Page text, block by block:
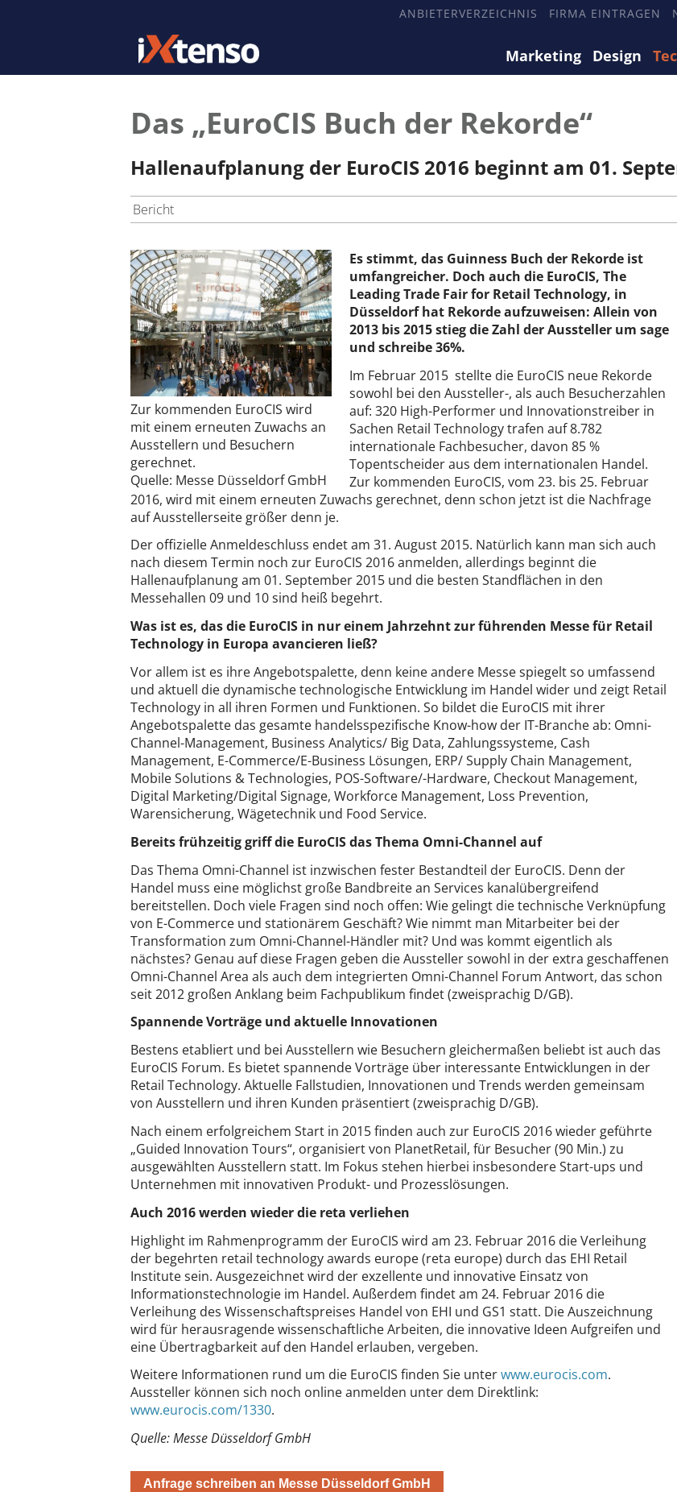
ANBIETERVERZEICHNIS FIRMA EINTRAGEN
Marketing Design
Das „EuroCIS Buch der Rekorde“
Hallenaufplanung der EuroCIS 2016 beginnt am 01.
Bericht
Zur kommenden EuroCIS wird
mit einem erneuten Zuwachs an
Ausstellern und Besuchern
gerechnet.
Quelle: Messe Düsseldorf GmbH
Es stimmt, das Guinness Buch der Rekorde ist
umfangreicher. Doch auch die EuroCIS, The
Leading Trade Fair for Retail Technology, in
Düsseldorf hat Rekorde aufzuweisen: Allein von
2013 bis 2015 stieg die Zahl der Aussteller um sage
und schreibe 36%.
Im Februar 2015 stellte die EuroCIS neue Rekorde
sowohl bei den Aussteller-, als auch Besucherzahlen
auf: 320 High-Performer und Innovationstreiber in
Sachen Retail Technology trafen auf 8.782
internationale Fachbesucher, davon 85 %
Topentscheider aus dem internationalen Handel.
Zur kommenden EuroCIS, vom 23. bis 25. Februar
2016, wird mit einem erneuten Zuwachs gerechnet, denn schon jetzt ist die Nachfrage
auf Ausstellerseite größer denn je.
Der offizielle Anmeldeschluss endet am 31. August 2015. Natürlich kann man sich auch
nach diesem Termin noch zur EuroCIS 2016 anmelden, allerdings beginnt die
Hallenaufplanung am 01. September 2015 und die besten Standflächen in den
Messehallen 09 und 10 sind heiß begehrt.
Was ist es, das die EuroCIS in nur einem Jahrzehnt zur führenden Messe für Retail
Technology in Europa avancieren ließ?
Vor allem ist es ihre Angebotspalette, denn keine andere Messe spiegelt so umfassend
und aktuell die dynamische technologische Entwicklung im Handel wider und zeigt Retail
Technology in all ihren Formen und Funktionen. So bildet die EuroCIS mit ihrer
Angebotspalette das gesamte handelsspezifische Know-how der IT-Branche ab: Omni-
Channel-Management, Business Analytics/ Big Data, Zahlungssysteme, Cash
Management, E-Commerce/E-Business Lösungen, ERP/ Supply Chain Management,
Mobile Solutions & Technologies, POS-Software/-Hardware, Checkout Management,
Digital Marketing/Digital Signage, Workforce Management, Loss Prevention,
Warensicherung, Wägetechnik und Food Service.
Bereits frühzeitig griff die EuroCIS das Thema Omni-Channel auf
Das Thema Omni-Channel ist inzwischen fester Bestandteil der EuroCIS. Denn der
Handel muss eine möglichst große Bandbreite an Services kanalübergreifend
bereitstellen. Doch viele Fragen sind noch offen: Wie gelingt die technische Verknüpfung
von E-Commerce und stationärem Geschäft? Wie nimmt man Mitarbeiter bei der
Transformation zum Omni-Channel-Händler mit? Und was kommt eigentlich als
nächstes? Genau auf diese Fragen geben die Aussteller sowohl in der extra geschaffenen
Omni-Channel Area als auch dem integrierten Omni-Channel Forum Antwort, das schon
seit 2012 großen Anklang beim Fachpublikum findet (zweisprachig D/GB).
Spannende Vorträge und aktuelle Innovationen
Bestens etabliert und bei Ausstellern wie Besuchern gleichermaßen beliebt ist auch das
EuroCIS Forum. Es bietet spannende Vorträge über interessante Entwicklungen in der
Retail Technology. Aktuelle Fallstudien, Innovationen und Trends werden gemeinsam
von Ausstellern und ihren Kunden präsentiert (zweisprachig D/GB).
Nach einem erfolgreichem Start in 2015 finden auch zur EuroCIS 2016 wieder geführte
„Guided Innovation Tours“, organisiert von PlanetRetail, für Besucher (90 Min.) zu
ausgewählten Ausstellern statt. Im Fokus stehen hierbei insbesondere Start-ups und
Unternehmen mit innovativen Produkt- und Prozesslösungen.
Auch 2016 werden wieder die reta verliehen
Highlight im Rahmenprogramm der EuroCIS wird am 23. Februar 2016 die Verleihung
der begehrten retail technology awards europe (reta europe) durch das EHI Retail
Institute sein. Ausgezeichnet wird der exzellente und innovative Einsatz von
Informationstechnologie im Handel. Außerdem findet am 24. Februar 2016 die
Verleihung des Wissenschaftspreises Handel von EHI und GS1 statt. Die Auszeichnung
wird für herausragende wissenschaftliche Arbeiten, die innovative Ideen Aufgreifen und
eine Übertragbarkeit auf den Handel erlauben, vergeben.
Weitere Informationen rund um die EuroCIS finden Sie unterwww.eurocis.com.
Aussteller können sich noch online anmelden unter dem Direktlink:
www.eurocis.com/1330.
Quelle: Messe Düsseldorf GmbH
Anfrage schreiben an Messe Düsseldorf GmbH